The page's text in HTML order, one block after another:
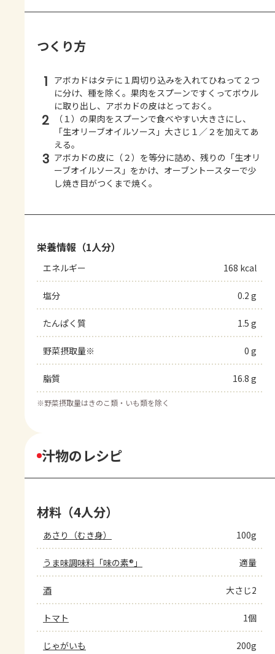
つくり方
1 アボカドはタテに１周切り込みを入れてひねって２つ
に分け、種を除く。果肉をスプーンですくってボウル
に取り出し、アボカドの皮はとっておく。
2
（１）の果肉をスプーンで食べやすい大きさにし、
「生オリーブオイルソース」大さじ１／２を加えてあ
える。
3 アボカドの皮に（２）を等分に詰め、残りの「生オリ
ーブオイルソース」をかけ、オーブントースターで少
し焼き目がつくまで焼く。
栄養情報（1人分）
エネルギー 168 kcal
塩分 0.2 g
たんぱく質 1.5 g
野菜摂取量※ 0 g
脂質 16.8 g
※野菜摂取量はきのこ類・いも類を除く
汁物のレシピ
材料（4人分）
あさり（むき身） 100g
うま味調味料「味の素®」 適量
酒 大さじ2
トマト 1個
じゃがいも 200g